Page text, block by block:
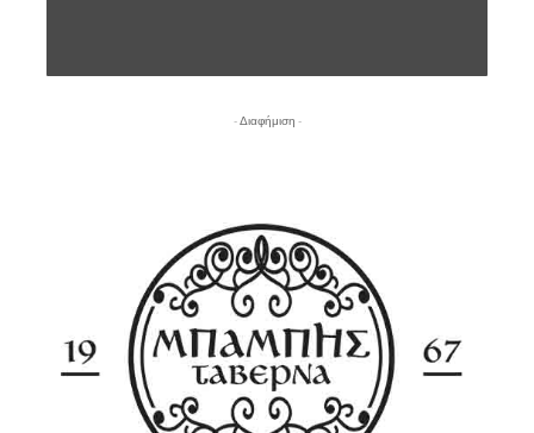
- Διαφήμιση -